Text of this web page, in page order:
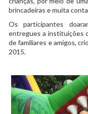
brincadeiras e muita
Os participantes
entregues a instituições
de familiares e amigos,
2015.